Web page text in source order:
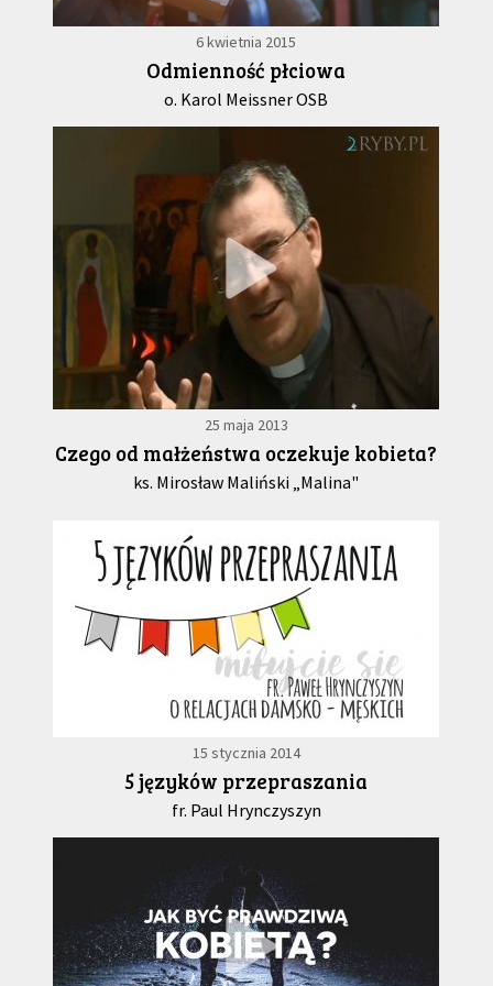
6 kwietnia 2015
Odmienność płciowa
o. Karol Meissner OSB
25 maja 2013
Czego od małżeństwa oczekuje kobieta?
ks. Mirosław Maliński „Malina"
15 stycznia 2014
5 języków przepraszania
fr. Paul Hrynczyszyn